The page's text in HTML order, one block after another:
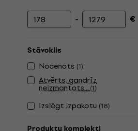
Minimālā cena
- Maksimālā cena
€
Stāvoklis
Nocenots (1)
Atvērts, gandrīz
neizmantots...(1)
Izslēgt izpakotu (18)
Produktu komplekti